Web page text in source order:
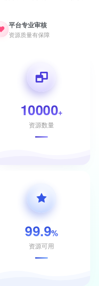
平台专业审核
资源质量有保障
10000+
资源数量
99.9%
资源可用